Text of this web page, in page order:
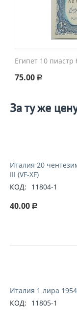
Египет 10
75.00 Р
За ту же
Италия 20
III (VF-XF)
КОД:
11804-1
40.00 Р
Италия 1 лира
КОД:
11805-1